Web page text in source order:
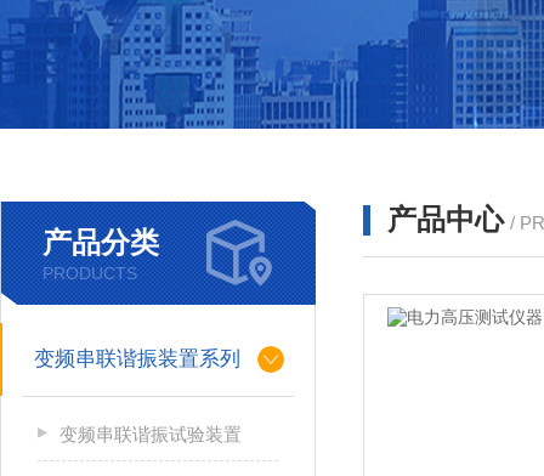
产品分类
PRODUCTS
变频串联谐振装置系列
变频串联谐振试验装置
产品中心 /